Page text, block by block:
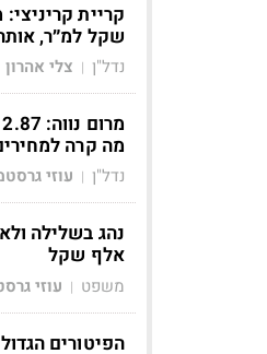
שקל למ״ר,
נדל"ן | צלי אהרון
מה קרה
נדל"ן | עוזי
אלף שקל
משפט | עוזי